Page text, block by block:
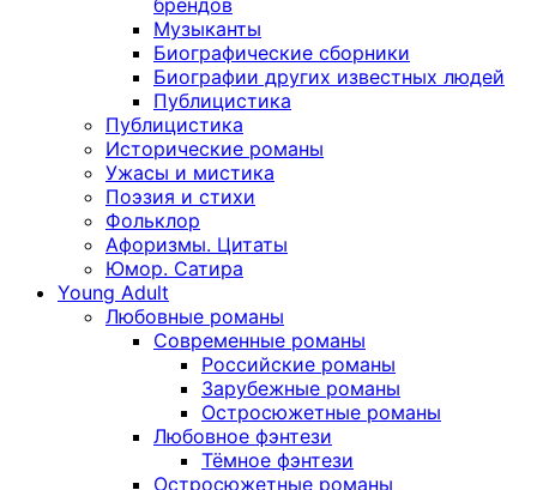
брендов
Музыканты
Биографические сборники
Биографии других известных людей
Публицистика
Публицистика
Исторические романы
Ужасы и мистика
Поэзия и стихи
Фольклор
Афоризмы. Цитаты
Юмор. Сатира
Young Adult
Любовные романы
Современные романы
Российские романы
Зарубежные романы
Остросюжетные романы
Любовное фэнтези
Тёмное фэнтези
Остросюжетные романы